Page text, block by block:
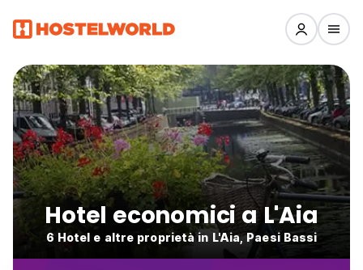
Hotel economici a L'Aia
6 Hotel e altre proprietà in L'Aia, Paesi Bassi